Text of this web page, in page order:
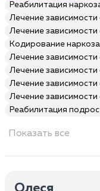
Реабилитация
Лечение
Лечение зависимости
Кодирование
Лечение
Лечение зависимости
Лечение
Лечение
Реабилитация
Показать все